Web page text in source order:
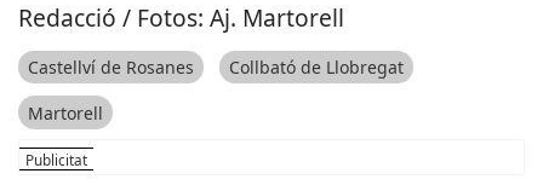
Redacció / Fotos: Aj. Martorell
Castellví de Rosanes
Collbató de Llobregat
Martorell